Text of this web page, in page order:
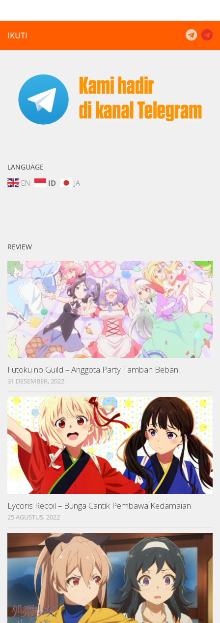
IKUTI
LANGUAGE
EN ID JA
REVIEW
Futoku no Guild – Anggota Party Tambah Beban
31 DESEMBER, 2022
Lycoris Recoil – Bunga Cantik Pembawa Kedamaian
25 AGUSTUS, 2022